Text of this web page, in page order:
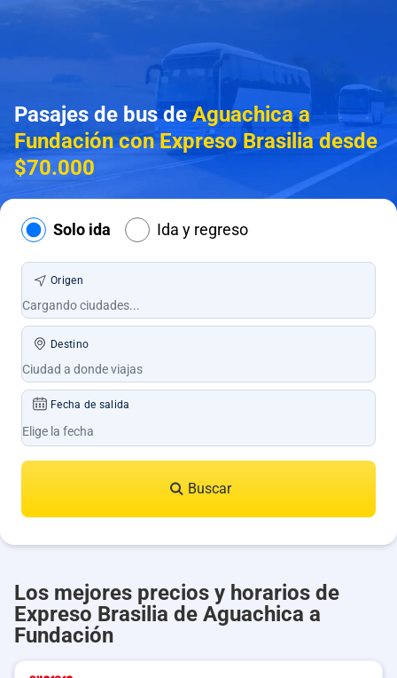
Pasajes de bus deAguachica a
Fundación con Expreso Brasilia desde
$70.000
Solo ida Ida y regreso
Origen
Destino
Fecha de salida
Buscar
Los mejores precios y horarios de
Expreso Brasilia de Aguachica a
Fundación